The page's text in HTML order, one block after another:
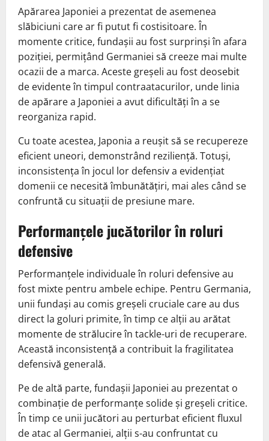
Apărarea Japoniei a prezentat de asemenea
slăbiciuni care ar fi putut fi costisitoare. În
momente critice, fundașii au fost surprinși în afara
poziției, permițând Germaniei să creeze mai multe
ocazii de a marca. Aceste greșeli au fost deosebit
de evidente în timpul contraatacurilor, unde linia
de apărare a Japoniei a avut dificultăți în a se
reorganiza rapid.
Cu toate acestea, Japonia a reușit să se recupereze
eficient uneori, demonstrând reziliență. Totuși,
inconsistența în jocul lor defensiv a evidențiat
domenii ce necesită îmbunătățiri, mai ales când se
confruntă cu situații de presiune mare.
Performanțele jucătorilor în roluri
defensive
Performanțele individuale în roluri defensive au
fost mixte pentru ambele echipe. Pentru Germania,
unii fundași au comis greșeli cruciale care au dus
direct la goluri primite, în timp ce alții au arătat
momente de strălucire în tackle-uri de recuperare.
Această inconsistență a contribuit la fragilitatea
defensivă generală.
Pe de altă parte, fundașii Japoniei au prezentat o
combinație de performanțe solide și greșeli critice.
În timp ce unii jucători au perturbat eficient fluxul
de atac al Germaniei, alții s-au confruntat cu